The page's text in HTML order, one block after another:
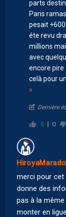
parts
Paris
pesait
éte revu
millions
avec
encore pire
celà pour
»
Dernière
5 0
merci pour
donne des
pas à la
monter en